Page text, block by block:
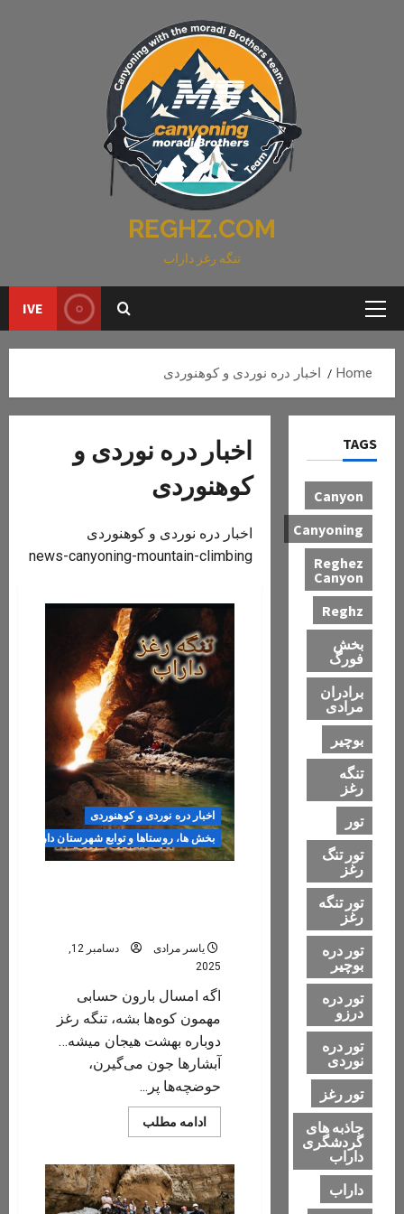
REGHZ.COM
تنگه رغز داراب
Primary
IVE
Home اخبار دره نوردی و کوهنوردی
اخبار دره نوردی و
کوهنوردی
اخبار دره نوردی و کوهنوردی
news-canyoning-mountain-climbing
اخبار دره نوردی و کوهنوردی
بخش ها، روستاها و توابع شهرستان داراب
یاسر مرادی
دسامبر 12,
2025
اگه امسال بارون حسابی
مهمون کوه‌ها بشه، تنگه رغز
دوباره بهشت هیجان میشه…
آبشارها جون می‌گیرن،
حوضچه‌ها پر...
ادامه مطلب
more
باران
در
پاییز
و
TAGS
Canyon
Canyoning
Reghez
Canyon
Reghz
بخش
فورگ
برادران
مرادی
بوچیر
تنگه
رغز
تور
تور تنگ
رغز
تور تنگه
رغز
تور دره
بوچیر
تور دره
درزو
تور دره
نوردی
تور رغز
جاذبه های
گردشگری
داراب
داراب